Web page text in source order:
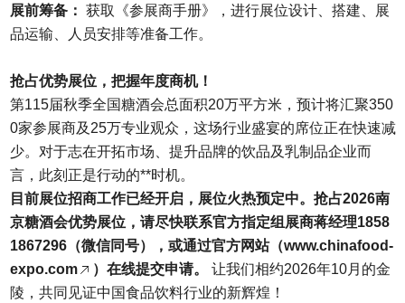
展前筹备： 获取《参展商手册》，进行展位设计、搭建、展
品运输、人员安排等准备工作。
抢占优势展位，把握年度商机！
第115届秋季全国糖酒会总面积20万平方米，预计将汇聚350
0家参展商及25万专业观众，这场行业盛宴的席位正在快速减
少。对于志在开拓市场、提升品牌的饮品及乳制品企业而
言，此刻正是行动的**时机。
目前展位招商工作已经开启，展位火热预定中。抢占2026南
京糖酒会优势展位，请尽快联系官方指定组展商蒋经理1858
1867296（微信同号），或通过官方网站（www.chinafood-
expo.com
）在线提交申请。
让我们相约2026年10月的金
陵，共同见证中国食品饮料行业的新辉煌！